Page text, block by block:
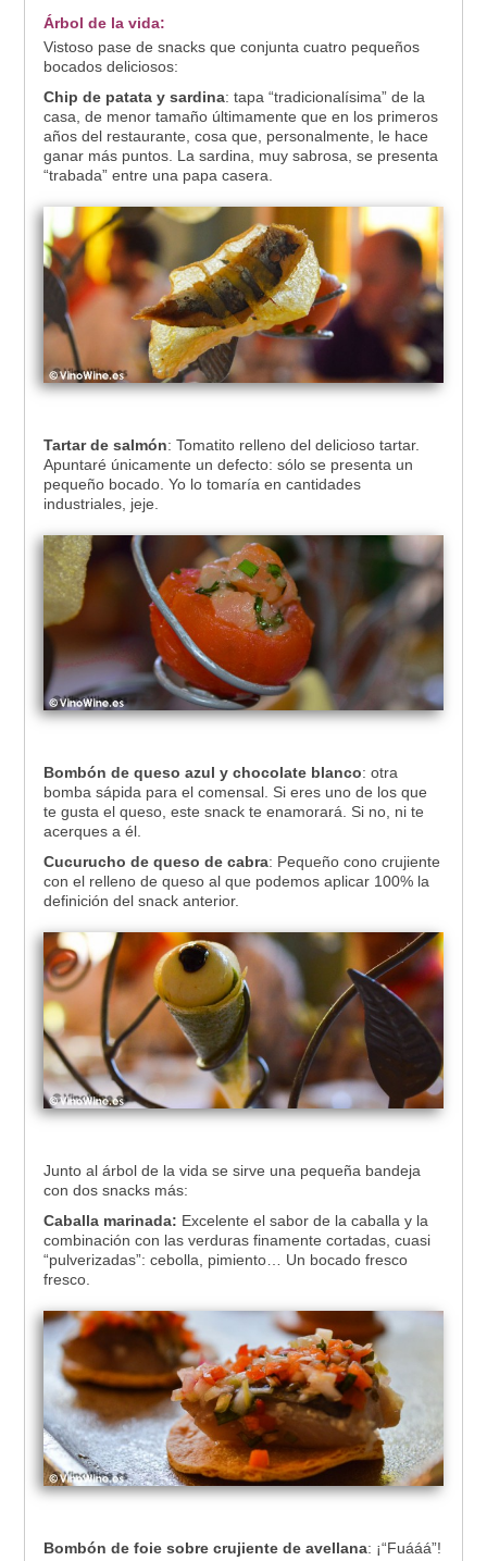
Árbol de la vida:
Vistoso pase de snacks que conjunta cuatro pequeños
bocados deliciosos:
Chip de patata y sardina: tapa “tradicionalísima” de la
casa, de menor tamaño últimamente que en los primeros
años del restaurante, cosa que, personalmente, le hace
ganar más puntos. La sardina, muy sabrosa, se presenta
“trabada” entre una papa casera.
Tartar de salmón: Tomatito relleno del delicioso tartar.
Apuntaré únicamente un defecto: sólo se presenta un
pequeño bocado. Yo lo tomaría en cantidades
industriales, jeje.
Bombón de queso azul y chocolate blanco: otra
bomba sápida para el comensal. Si eres uno de los que
te gusta el queso, este snack te enamorará. Si no, ni te
acerques a él.
Cucurucho de queso de cabra: Pequeño cono crujiente
con el relleno de queso al que podemos aplicar 100% la
definición del snack anterior.
Junto al árbol de la vida se sirve una pequeña bandeja
con dos snacks más:
Caballa marinada: Excelente el sabor de la caballa y la
combinación con las verduras finamente cortadas, cuasi
“pulverizadas”: cebolla, pimiento… Un bocado fresco
fresco.
Bombón de foie sobre crujiente de avellana: ¡“Fuááá”!